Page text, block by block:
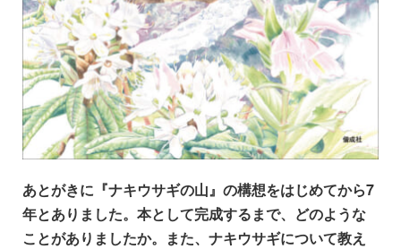
あとがきに『ナキウサギの山』の構想をはじめてから7
年とありました。本として完成するまで、どのような
ことがありましたか。また、ナキウサギについて教え